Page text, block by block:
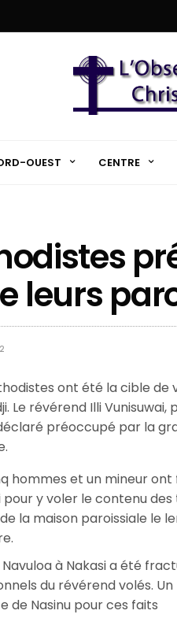
OUEST CENTRE
leurs
ont été la cible de
Le révérend Illi Vunisuwai,
préoccupé par la
hommes et un mineur ont
y voler le contenu des
la maison paroissiale le
à Nakasi a été
du révérend volés.
de Nasinu pour ces faits